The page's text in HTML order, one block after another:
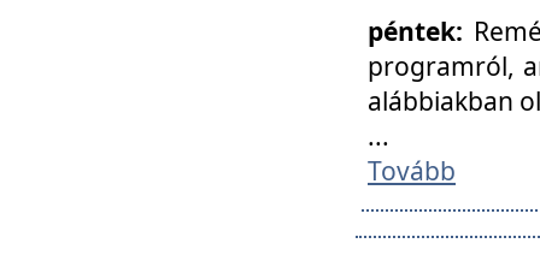
péntek:
programról,
alábbiakban
...
Tovább